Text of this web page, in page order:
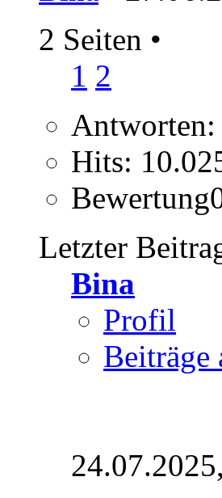
2 Seiten •
1 2
Antworten:
Hits:
Letzter
Bina
Profil
Beiträge
24.07.2025,